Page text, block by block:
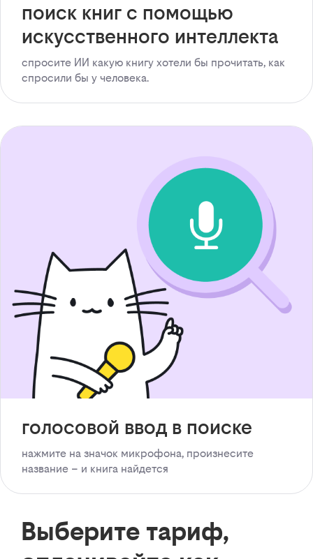
поиск книг с помощью
искусственного интеллекта
спросите ИИ какую книгу хотели бы прочитать, как
спросили бы у человека.
голосовой ввод в поиске
нажмите на значок микрофона, произнесите
название – и книга найдется
Выберите тариф,